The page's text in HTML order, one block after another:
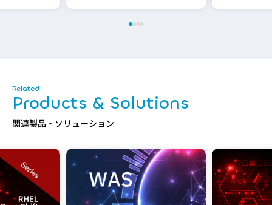
Products & Solutions
関連製品・ソリューション